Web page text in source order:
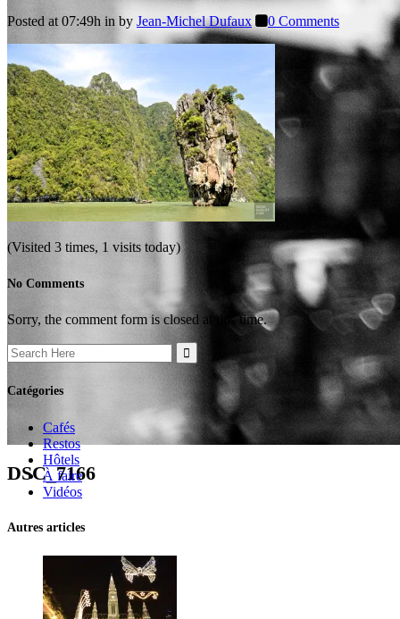
DSC_7166
Posted at 07:49h in by Jean-Michel Dufaux 0 Comments
(Visited 3 times, 1 visits today)
No Comments
Sorry, the comment form is closed at this time.
Search
for:
Catégories
Cafés
Restos
Hôtels
À faire
Vidéos
Autres articles